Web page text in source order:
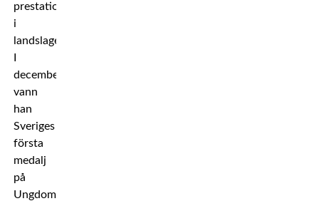
prestationer
i
landslaget.
december
vann
han
Sveriges
första
medalj
på
Ungdoms-